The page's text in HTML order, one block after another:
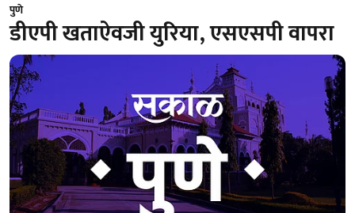
पुणे
डीएपी खताऐवजी युरिया, एसएसपी वापरा